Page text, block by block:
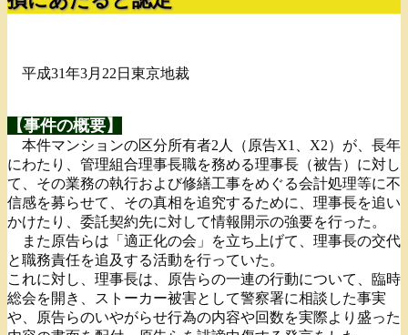
平成31年3月22日東京地裁
【事件の概要】
本件マンションの区分所有者2人（原告X1、X2）が、長年
にわたり、管理組合理事長職を務める理事長（被告）に対し
て、その業務の執行および修繕工事をめぐる会計処理等に不
信感を募らせて、その真相を追究するために、理事長を追い
かけたり、委託契約先に対して情報開示の強要を行った。
また原告らは「適正化の会」を立ち上げて、理事長の交代
と職務責任を追及する活動を行っていた。
これに対し、理事長は、原告らの一連の行動について、臨時
総会を開き、ストーカー被害として警察署に相談した事実
や、原告らのいやがらせ行為の内容や回数を実際より盛った